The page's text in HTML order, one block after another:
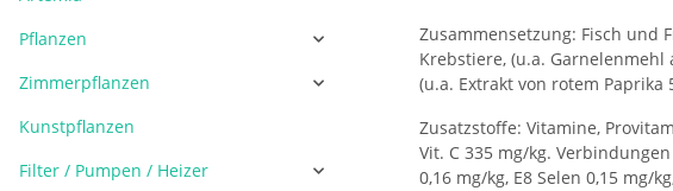
Zusammensetzung: Fisch und
Krebstiere, (u.a.
(u.a. Extrakt von rotem
Zusatzstoffe: Vitamine,
Vit. C 335 mg/kg.
0,16 mg/kg, E8 Selen 0,15 mg/
Pflanzen
Zimmerpflanzen
Kunstpflanzen
Filter / Pumpen / Heizer